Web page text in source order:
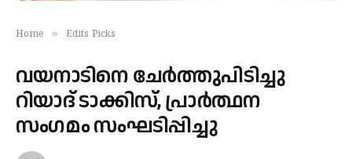
Home » Edits Picks
വയനാടിനെ ചേർത്തുപിടിച്ചു
റിയാദ് ടാക്കിസ്, പ്രാർത്ഥന
സംഗമം സംഘടിപ്പിച്ചു